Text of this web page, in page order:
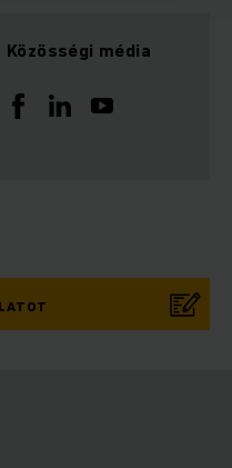
Közösségi média